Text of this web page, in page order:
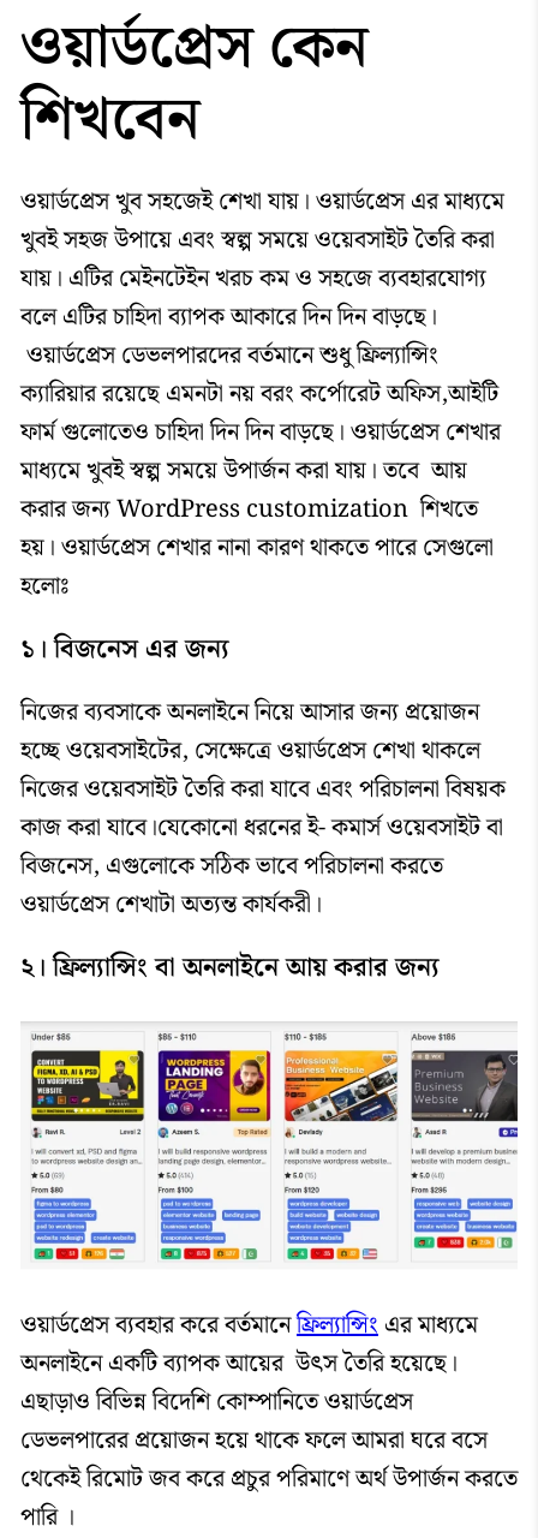
ওয়ার্ডপ্রেস কেন
শিখবেন
ওয়ার্ডপ্রেস খুব সহজেই শেখা যায়। ওয়ার্ডপ্রেস এর মাধ্যমে
খুবই সহজ উপায়ে এবং স্বল্প সময়ে ওয়েবসাইট তৈরি করা
যায়। এটির মেইনটেইন খরচ কম ও সহজে ব্যবহারযোগ্য
বলে এটির চাহিদা ব্যাপক আকারে দিন দিন বাড়ছে।
ওয়ার্ডপ্রেস ডেভলপারদের বর্তমানে শুধু ফ্রিল্যান্সিং
ক্যারিয়ার রয়েছে এমনটা নয় বরং কর্পোরেট অফিস,আইটি
ফার্ম গুলোতেও চাহিদা দিন দিন বাড়ছে। ওয়ার্ডপ্রেস শেখার
মাধ্যমে খুবই স্বল্প সময়ে উপার্জন করা যায়। তবে আয়
করার জন্য WordPress customization শিখতে
হয়। ওয়ার্ডপ্রেস শেখার নানা কারণ থাকতে পারে সেগুলো
হলোঃ
১। বিজনেস এর জন্য
নিজের ব্যবসাকে অনলাইনে নিয়ে আসার জন্য প্রয়োজন
হচ্ছে ওয়েবসাইটের, সেক্ষেত্রে ওয়ার্ডপ্রেস শেখা থাকলে
নিজের ওয়েবসাইট তৈরি করা যাবে এবং পরিচালনা বিষয়ক
কাজ করা যাবে।যেকোনো ধরনের ই- কমার্স ওয়েবসাইট বা
বিজনেস, এগুলোকে সঠিক ভাবে পরিচালনা করতে
ওয়ার্ডপ্রেস শেখাটা অত্যন্ত কার্যকরী।
২। ফ্রিল্যান্সিং বা অনলাইনে আয় করার জন্য
ওয়ার্ডপ্রেস ব্যবহার করে বর্তমানেফ্রিল্যান্সিংএর মাধ্যমে
অনলাইনে একটি ব্যাপক আয়ের উৎস তৈরি হয়েছে।
এছাড়াও বিভিন্ন বিদেশি কোম্পানিতে ওয়ার্ডপ্রেস
ডেভলপারের প্রয়োজন হয়ে থাকে ফলে আমরা ঘরে বসে
থেকেই রিমোট জব করে প্রচুর পরিমাণে অর্থ উপার্জন করতে
পারি ।